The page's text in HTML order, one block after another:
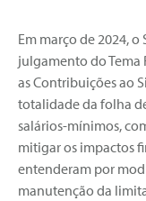
Em março de 2024,
julgamento do Tema
as Contribuições ao
totalidade da folha
salários-mínimos,
mitigar os impactos
entenderam por
manutenção da